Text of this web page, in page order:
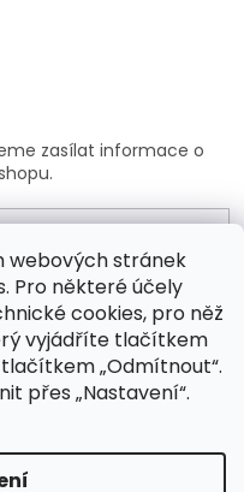
webových stránek
Pro některé účely
cookies, pro něž
vyjádříte tlačítkem
„Odmítnout“.
přes „Nastavení“.
zasílat informace o
podmínkami .